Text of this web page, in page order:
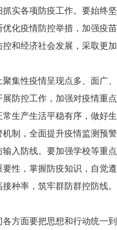
实各项防疫工作。要始终
化疫情防控举措，加强疫
和经济社会发展，采取更
集性疫情呈现点多、面广
防控工作，加强对疫情重
生产生活平稳有序，做好
制，全面提升疫情监测预
入防线。要加强学校等重
性，掌握防疫知识，自觉
种率，筑牢群防群控防线
方面要把思想和行动统一